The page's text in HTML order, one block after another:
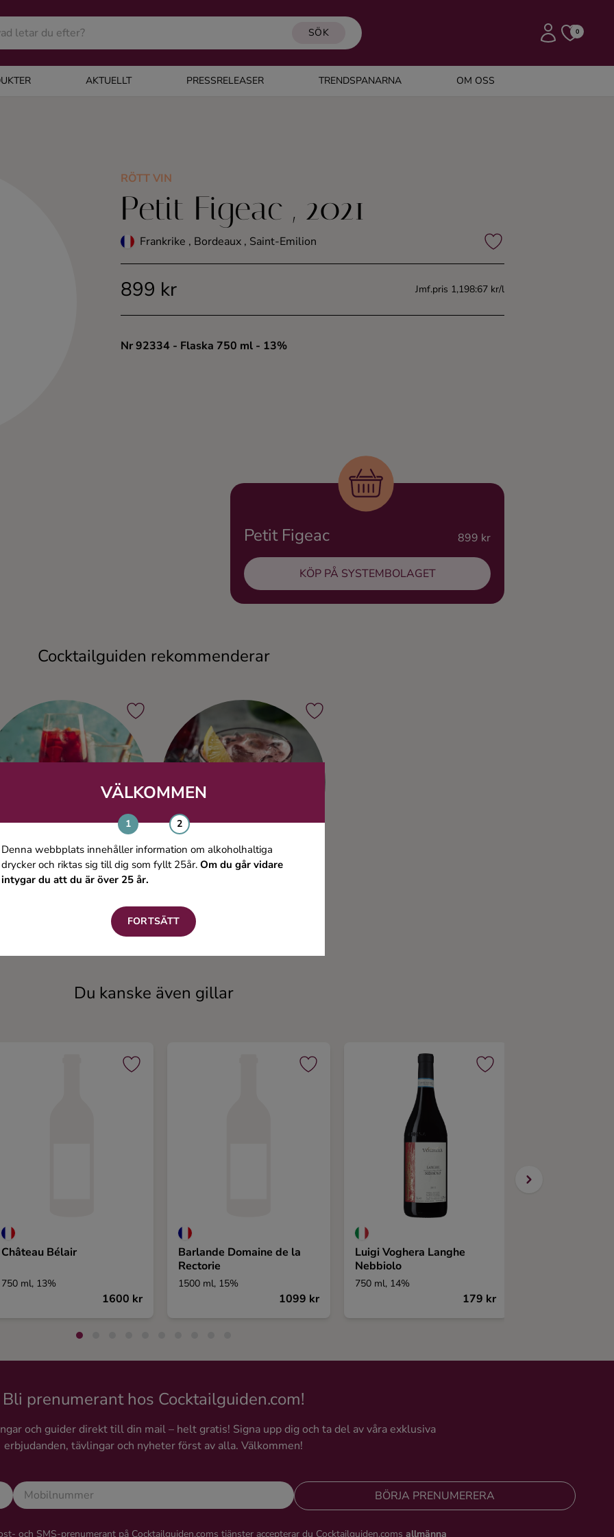
SÖK 0
AKTUELLT PRESSRELEASER TRENDSPANARNA OM OSS
VÄLKOMMEN
Denna webbplats innehåller information om alkoholhaltiga
drycker och riktas sig till dig som fyllt 25år. Om du går vidare
intygar du att du är över 25 år.
FORTSÄTT
RÖTT VIN
Petit Figeac , 2021
Frankrike , Bordeaux , Saint-Emilion
899 kr Jmf.pris 1,198:67 kr/l
Nr 92334 - Flaska 750 ml - 13%
Petit Figeac 899 kr
KÖP PÅ SYSTEMBOLAGET
Cocktailguiden rekommenderar
Du kanske även gillar
Château Bélair
750 ml, 13%
1600 kr
Barlande Domaine de la
Rectorie
1500 ml, 15%
1099 kr
Luigi Voghera Langhe
Nebbiolo
750 ml, 14%
179 kr
Bli prenumerant hos Cocktailguiden.com!
och guider direkt till din mail – helt gratis! Signa upp dig och ta del av våra exklusiva
erbjudanden, tävlingar och nyheter först av alla. Välkommen!
BÖRJA PRENUMERERA
och SMS-prenumerant på Cocktailguiden.coms tjänster accepterar du Cocktailguiden.coms allmänna